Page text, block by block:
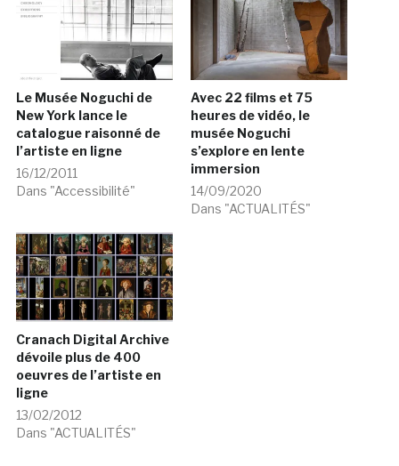
Le Musée Noguchi de
New York lance le
catalogue raisonné de
l’artiste en ligne
16/12/2011
Dans "Accessibilité"
Avec 22 films et 75
heures de vidéo, le
musée Noguchi
s’explore en lente
immersion
14/09/2020
Dans "ACTUALITÉS"
Cranach Digital Archive
dévoile plus de 400
oeuvres de l’artiste en
ligne
13/02/2012
Dans "ACTUALITÉS"